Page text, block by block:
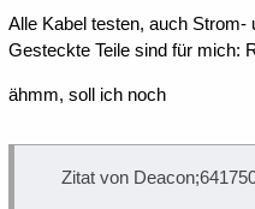
Alle Kabel testen, auch Strom-
Gesteckte Teile sind für mich:
ähmm, soll ich noch
Zitat von